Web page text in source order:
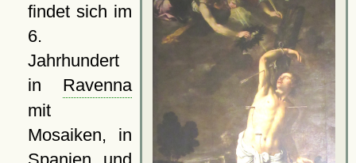
findet sich im
6.
Jahrhundert
in Ravenna
mit
Mosaiken, in